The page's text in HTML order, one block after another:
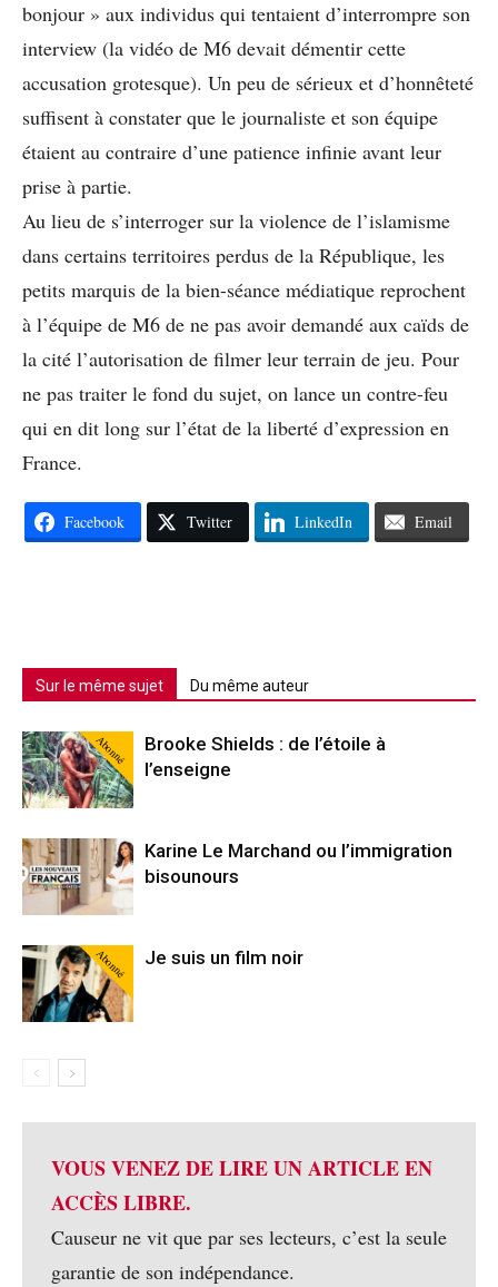
bonjour » aux individus qui tentaient d’interrompre son
interview (la vidéo de M6 devait démentir cette
accusation grotesque). Un peu de sérieux et d’honnêteté
suffisent à constater que le journaliste et son équipe
étaient au contraire d’une patience infinie avant leur
prise à partie.
Au lieu de s’interroger sur la violence de l’islamisme
dans certains territoires perdus de la République, les
petits marquis de la bien-séance médiatique reprochent
à l’équipe de M6 de ne pas avoir demandé aux caïds de
la cité l’autorisation de filmer leur terrain de jeu. Pour
ne pas traiter le fond du sujet, on lance un contre-feu
qui en dit long sur l’état de la liberté d’expression en
France.
Facebook Twitter LinkedIn Email
Sur le même sujet Du même auteur
Abonné
Brooke Shields : de l’étoile à
l’enseigne
Karine Le Marchand ou l’immigration
bisounours
Abonné Je suis un film noir
VOUS VENEZ DE LIRE UN ARTICLE EN
ACCÈS LIBRE.
Causeur ne vit que par ses lecteurs, c’est la seule
garantie de son indépendance.